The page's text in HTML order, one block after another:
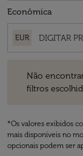
Econômica
EUR
Não
filtros
*Os valores exibidos
mais disponíveis no
opcionais podem ser